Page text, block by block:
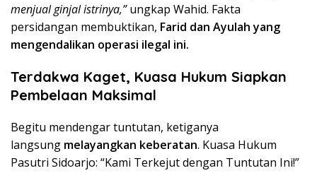
menjual ginjal istrinya,”ungkap Wahid. Fakta
persidangan membuktikan, Farid dan Ayulah yang
mengendalikan operasi ilegal ini.
Terdakwa Kaget, Kuasa Hukum Siapkan
Pembelaan Maksimal
Begitu mendengar tuntutan, ketiganya
langsung melayangkan keberatan. Kuasa Hukum
Pasutri Sidoarjo: “Kami Terkejut dengan Tuntutan Ini!”